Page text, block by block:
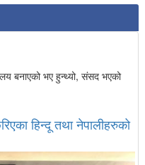
बनाएको भए हुन्थ्यो, संसद भएको
हिन्दू तथा नेपालीहरुको